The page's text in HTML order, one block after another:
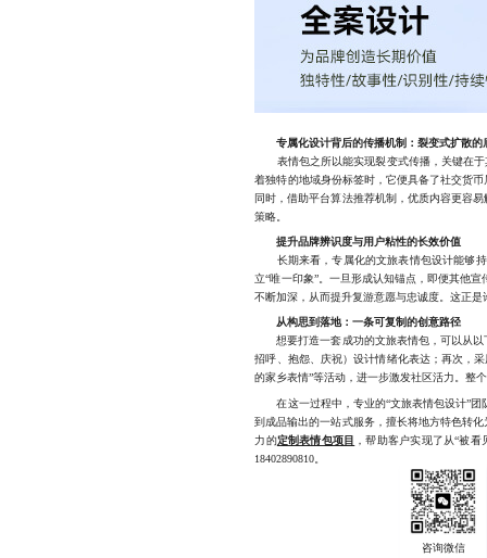
专属化设计背后的传播机制：裂变式扩散的
表情包之所以能实现裂变式传播，关键在于
着独特的地域身份标签时，它便具备了社交货
同时，借助平台算法推荐机制，优质内容更容
策略。
提升品牌辨识度与用户粘性的长效价值
长期来看，专属化的文旅表情包设计能够持
立“唯一印象”。一旦形成认知锚点，即便其他
不断加深，从而提升复游意愿与忠诚度。这正
从构思到落地：一条可复制的创意路径
想要打造一套成功的文旅表情包，可以从以
招呼、抱怨、庆祝）设计情绪化表达；再次，
的家乡表情”等活动，进一步激发社区活力。整
在这一过程中，专业的“文旅表情包设计”团
到成品输出的一站式服务，擅长将地方特色转
力的定制表情包项目
，帮助客户实现了从“被
18402890810。